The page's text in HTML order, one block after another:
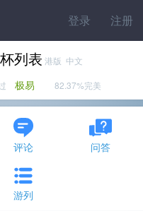
登录 注册
列表 港版 中文
极易 82.37%完美
评论 问答
游列